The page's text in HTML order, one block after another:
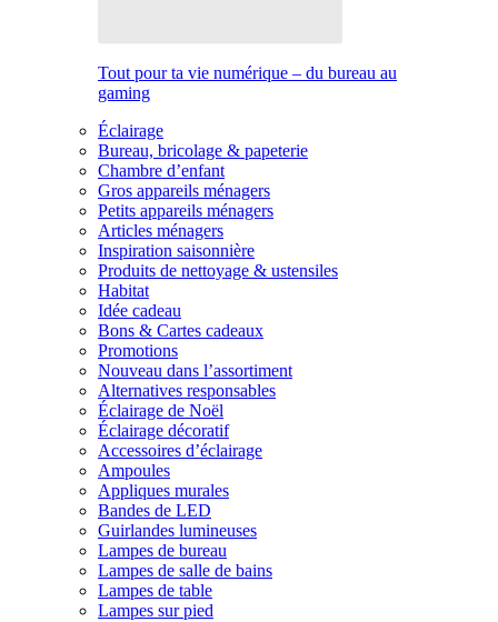
Tout pour ta vie numérique – du bureau au
gaming
Éclairage
Bureau, bricolage & papeterie
Chambre d’enfant
Gros appareils ménagers
Petits appareils ménagers
Articles ménagers
Inspiration saisonnière
Produits de nettoyage & ustensiles
Habitat
Idée cadeau
Bons & Cartes cadeaux
Promotions
Nouveau dans l’assortiment
Alternatives responsables
Éclairage de Noël
Éclairage décoratif
Accessoires d’éclairage
Ampoules
Appliques murales
Bandes de LED
Guirlandes lumineuses
Lampes de bureau
Lampes de salle de bains
Lampes de table
Lampes sur pied